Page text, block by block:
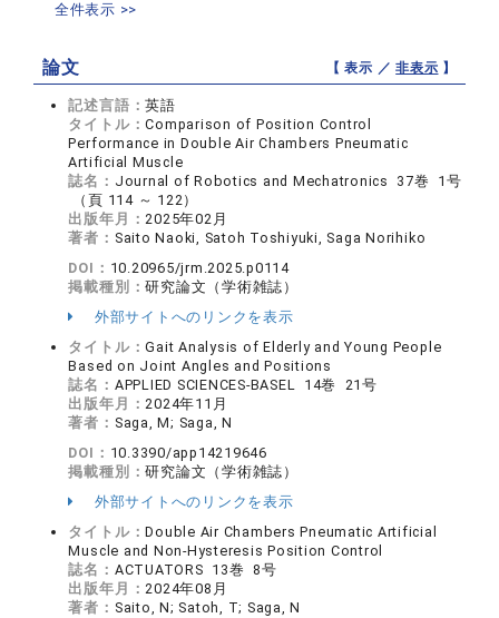
全件表示 >>
論文 【 表示 ／非表示 】
記述言語：英語
タイトル：Comparison of Position Control
Performance in Double Air Chambers Pneumatic
Artificial Muscle
誌名： Journal of Robotics and Mechatronics 37巻 1号
（頁 114 ～ 122）
出版年月：2025年02月
著者： Saito Naoki, Satoh Toshiyuki, Saga Norihiko
DOI： 10.20965/jrm.2025.p0114
掲載種別：研究論文（学術雑誌）
外部サイトへのリンクを表示
タイトル：Gait Analysis of Elderly and Young People
Based on Joint Angles and Positions
誌名： APPLIED SCIENCES-BASEL 14巻 21号
出版年月：2024年11月
著者： Saga, M; Saga, N
DOI： 10.3390/app14219646
掲載種別：研究論文（学術雑誌）
外部サイトへのリンクを表示
タイトル：Double Air Chambers Pneumatic Artificial
Muscle and Non-Hysteresis Position Control
誌名： ACTUATORS 13巻 8号
出版年月：2024年08月
著者： Saito, N; Satoh, T; Saga, N